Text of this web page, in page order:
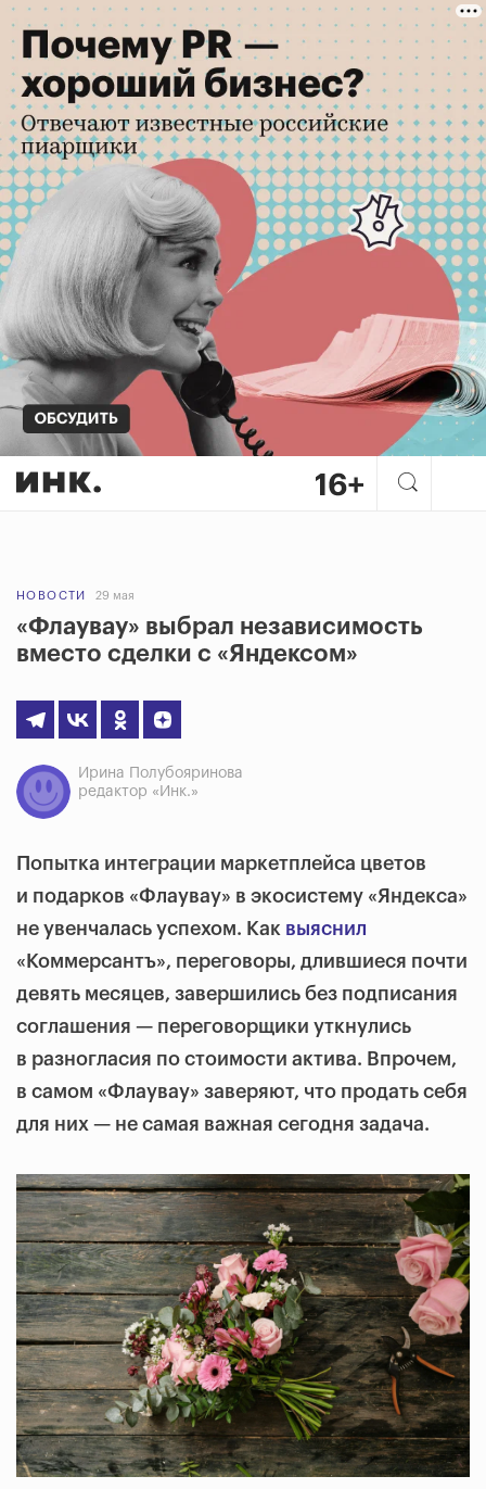
НОВОСТИ 29 мая
«Флаувау» выбрал независимость
вместо сделки с «Яндексом»
Ирина Полубояринова
редактор «Инк.»
Попытка интеграции маркетплейса цветов
и подарков «Флаувау» в экосистему «Яндекса»
не увенчалась успехом. Как выяснил
«Коммерсантъ», переговоры, длившиеся почти
девять месяцев, завершились без подписания
соглашения — переговорщики уткнулись
в разногласия по стоимости актива. Впрочем,
в самом «Флаувау» заверяют, что продать себя
для них — не самая важная сегодня задача.